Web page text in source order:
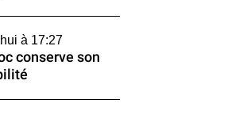
à 17:27
conserve son